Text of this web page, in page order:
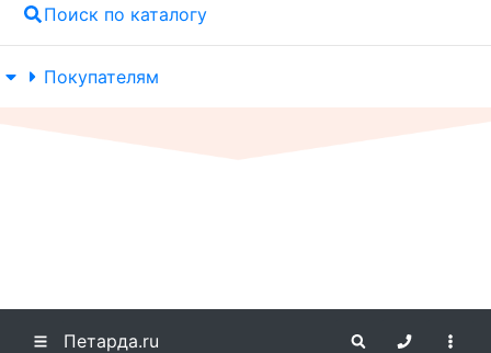
Поиск по каталогу
Покупателям
Петарда.ru